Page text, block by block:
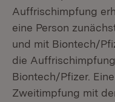
Auffrischimpfung
eine Person
und mit Biontech/
die
Biontech/Pfizer.
Zweitimpfung mit